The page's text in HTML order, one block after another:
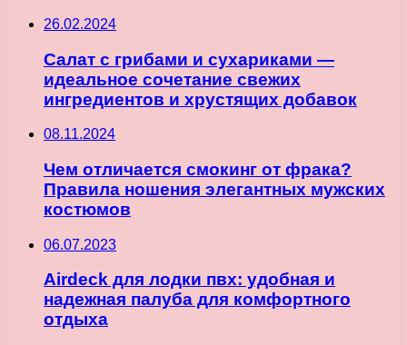
26.02.2024
Салат с грибами и сухариками —
идеальное сочетание свежих
ингредиентов и хрустящих добавок
08.11.2024
Чем отличается смокинг от фрака?
Правила ношения элегантных мужских
костюмов
06.07.2023
Airdeck для лодки пвх: удобная и
надежная палуба для комфортного
отдыха